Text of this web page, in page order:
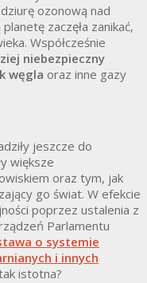
ozonową nad
zaczęła zanikać,
Współcześnie
niebezpieczny
węgla oraz inne gazy
jeszcze do
większe
oraz tym, jak
go świat. W efekcie
poprzez ustalenia z
Parlamentu
o systemie
i innych
istotna?